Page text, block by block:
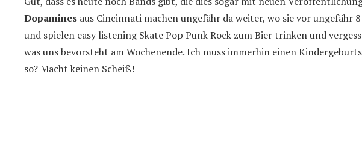
Dopamines aus Cincinnati machen ungefähr da weiter, wo sie vor ungefähr
und spielen easy listening Skate Pop Punk Rock zum Bier trinken und
was uns bevorsteht am Wochenende. Ich muss immerhin einen
so? Macht keinen Scheiß!